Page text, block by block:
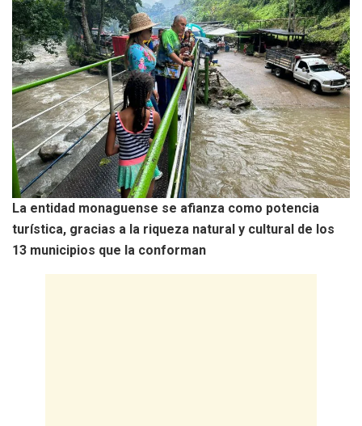
La entidad monaguense se afianza como potencia
turística, gracias a la riqueza natural y cultural de los
13 municipios que la conforman